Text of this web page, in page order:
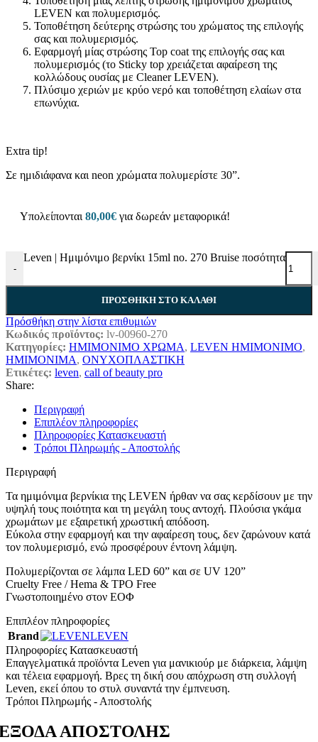
LEVEN και πολυμερισμός.
Τοποθέτηση δεύτερης στρώσης του χρώματος της επιλογής
σας και πολυμερισμός.
Εφαρμογή μίας στρώσης Top coat της επιλογής σας και
πολυμερισμός (το Sticky top χρειάζεται αφαίρεση της
κολλώδους ουσίας με Cleaner LEVEN).
Πλύσιμο χεριών με κρύο νερό και τοποθέτηση ελαίων στα
επωνύχια.
Extra tip!
Σε ημιδιάφανα και neon χρώματα πολυμερίστε 30”.
Υπολείπονται 80,00€ για δωρεάν μεταφορικά!
-
Leven | Ημιμόνιμο βερνίκι 15ml no. 270 Bruise ποσότητα
ΠΡΟΣΘΉΚΗ ΣΤΟ ΚΑΛΆΘΙ
Πρόσθήκη στην λίστα επιθυμιών
Κωδικός προϊόντος: lv-00960-270
Κατηγορίες: ΗΜΙΜΟΝΙΜΟ ΧΡΩΜΑ, LEVEN ΗΜΙΜΟΝΙΜΟ,
ΗΜΙΜΟΝΙΜΑ, ΟΝΥΧΟΠΛΑΣΤΙΚΗ
Ετικέτες: leven, call of beauty pro
Share:
Περιγραφή
Επιπλέον πληροφορίες
Πληροφορίες Κατασκευαστή
Τρόποι Πληρωμής - Αποστολής
Περιγραφή
Τα ημιμόνιμα βερνίκια της LEVEN ήρθαν να σας κερδίσουν με την
υψηλή τους ποιότητα και τη μεγάλη τους αντοχή. Πλούσια γκάμα
χρωμάτων με εξαιρετική χρωστική απόδοση.
Εύκολα στην εφαρμογή και την αφαίρεση τους, δεν ζαρώνουν κατά
τον πολυμερισμό, ενώ προσφέρουν έντονη λάμψη.
Πολυμερίζονται σε λάμπα LED 60” και σε UV 120”
Cruelty Free / Hema & TPO Free
Γνωστοποιημένο στον ΕΟΦ
Επιπλέον πληροφορίες
Brand
LEVEN
Πληροφορίες Κατασκευαστή
Επαγγελματικά προϊόντα Leven για μανικιούρ με διάρκεια, λάμψη
και τέλεια εφαρμογή. Βρες τη δική σου απόχρωση στη συλλογή
Leven, εκεί όπου το στυλ συναντά την έμπνευση.
Τρόποι Πληρωμής - Αποστολής
ΑΠΟΣΤΟΛΗΣ